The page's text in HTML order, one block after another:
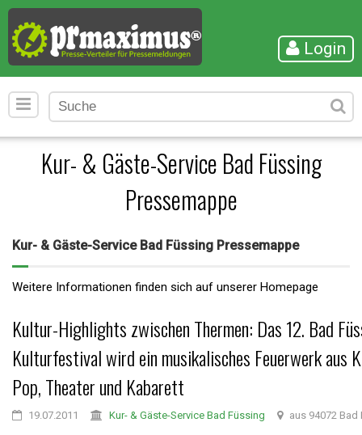
Login
Kur- & Gäste-Service Bad Füssing
Pressemappe
Kur- & Gäste-Service Bad Füssing Pressemappe
Weitere Informationen finden sich auf unserer Homepage
Kultur-Highlights zwischen Thermen: Das 12. Bad
Kulturfestival wird ein musikalisches Feuerwerk aus
Pop, Theater und Kabarett
19.07.2011 Kur- & Gäste-Service Bad Füssing aus 94072 Bad